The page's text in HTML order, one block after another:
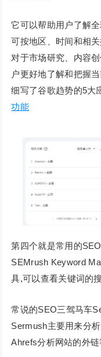
它可以帮助用户了解
可按地区、时间和相
对于市场研究、内容
户更好地了解和把握
细写了谷歌趋势的5大
功能
第四个就是常用的
SEMrush Keyword
具,可以查看关键词的
常说的SEO三驾马车
Sermush主要用来分
Ahrefs分析网站的外链